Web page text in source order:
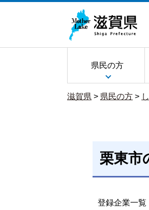
県民の方
滋賀県 > 県民の方 >
栗東市
登録企業一覧